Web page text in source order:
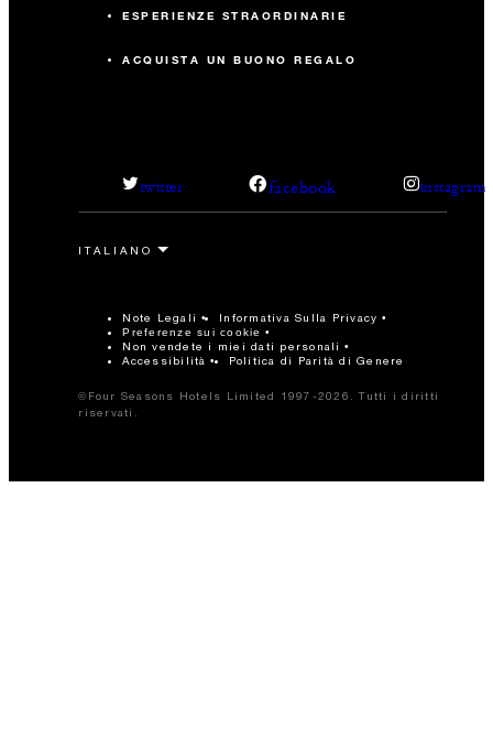
ESPERIENZE STRAORDINARIE
ACQUISTA UN BUONO REGALO
twitter facebook instagram
Note Legali Informativa Sulla Privacy
Preferenze sui cookie
Non vendete i miei dati personali
Accessibilità
Politica di Parità di Genere
©Four Seasons Hotels Limited 1997-2026. Tutti i diritti
riservati.